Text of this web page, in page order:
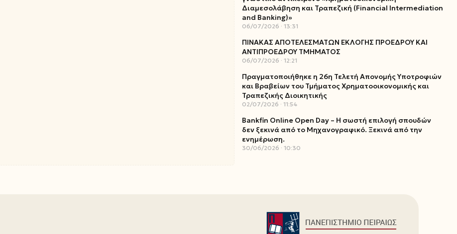
Διαμεσολάβηση και Τραπεζική (Financial Intermediation
and Banking)»
06/07/2026 13:31
ΠΙΝΑΚΑΣ ΑΠΟΤΕΛΕΣΜΑΤΩΝ ΕΚΛΟΓΗΣ ΠΡΟΕΔΡΟΥ ΚΑΙ
ΑΝΤΙΠΡΟΕΔΡΟΥ ΤΜΗΜΑΤΟΣ
06/07/2026 12:21
Πραγματοποιήθηκε η 26η Τελετή Απονομής Υποτροφιών
και Βραβείων του Τμήματος Χρηματοοικονομικής και
Τραπεζικής Διοικητικής
02/07/2026 11:54
Bankfin Online Open Day – Η σωστή επιλογή σπουδών
δεν ξεκινά από το Μηχανογραφικό. Ξεκινά από την
ενημέρωση.
30/06/2026 10:30